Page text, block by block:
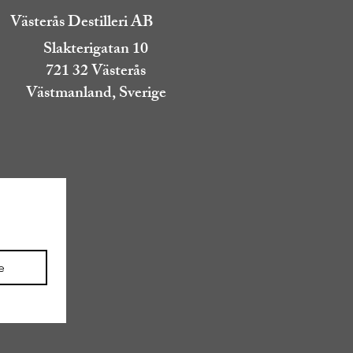
Västerås Destilleri AB
Slakterigatan 10
721 32 Västerås
Västmanland, Sverige